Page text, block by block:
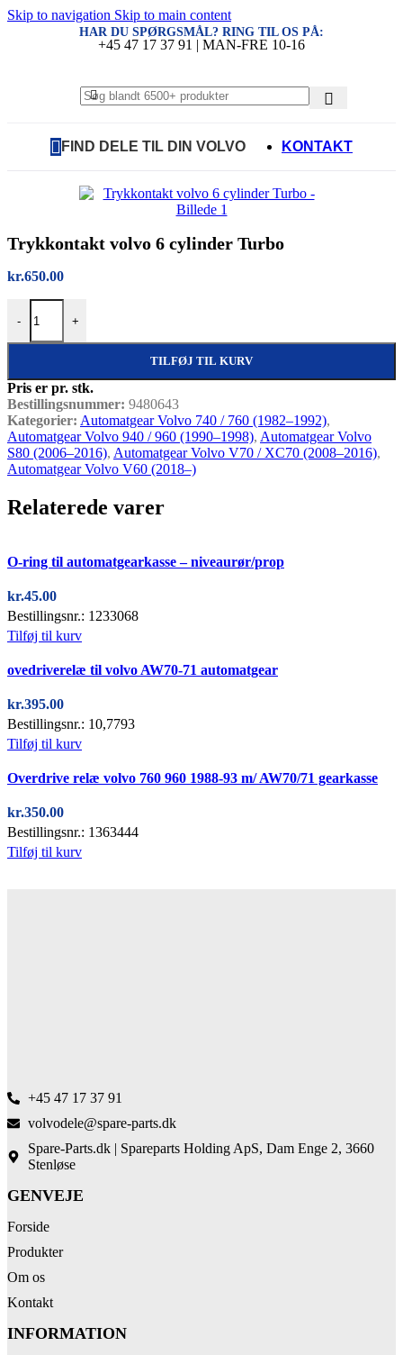
Skip to navigation Skip to main content
HAR DU SPØRGSMÅL? RING TIL OS PÅ:
+45 47 17 37 91 | MAN-FRE 10-16
FIND DELE TIL DIN VOLVO KONTAKT
Trykkontakt volvo 6 cylinder Turbo
kr.650.00
-
Trykkontakt volvo 6 cylinder Turbo antal
+
TILFØJ TIL KURV
Pris er pr. stk.
Bestillingsnummer: 9480643
Kategorier: Automatgear Volvo 740 / 760 (1982–1992),
Automatgear Volvo 940 / 960 (1990–1998), Automatgear Volvo
S80 (2006–2016), Automatgear Volvo V70 / XC70 (2008–2016),
Automatgear Volvo V60 (2018–)
Relaterede varer
O-ring til automatgearkasse – niveaurør/prop
kr.45.00
Bestillingsnr.: 1233068
Tilføj til kurv
ovedriverelæ til volvo AW70-71 automatgear
kr.395.00
Bestillingsnr.: 10,7793
Tilføj til kurv
Overdrive relæ volvo 760 960 1988-93 m/ AW70/71 gearkasse
kr.350.00
Bestillingsnr.: 1363444
Tilføj til kurv
+45 47 17 37 91
volvodele@spare-parts.dk
Spare-Parts.dk | Spareparts Holding ApS, Dam Enge 2, 3660
Stenløse
GENVEJE
Forside
Produkter
Om os
Kontakt
INFORMATION